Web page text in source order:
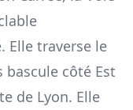
Elle traverse le
bascule côté Est
de Lyon. Elle